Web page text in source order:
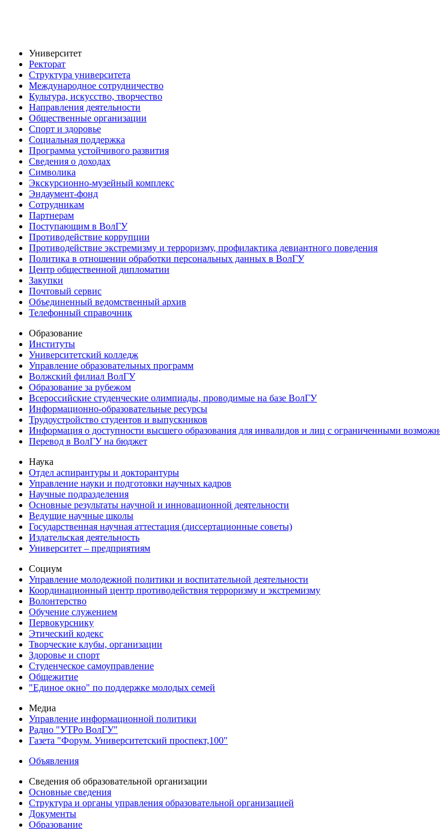
Университет
Ректорат
Структура университета
Международное сотрудничество
Культура, искусство, творчество
Направления деятельности
Общественные организации
Спорт и здоровье
Социальная поддержка
Программа устойчивого развития
Сведения о доходах
Символика
Экскурсионно-музейный комплекс
Эндаумент-фонд
Сотрудникам
Партнерам
Поступающим в ВолГУ
Противодействие коррупции
Противодействие экстремизму и терроризму, профилактика девиантного поведения
Политика в отношении обработки персональных данных в ВолГУ
Центр общественной дипломатии
Закупки
Почтовый сервис
Объединенный ведомственный архив
Телефонный справочник
Образование
Институты
Университетский колледж
Управление образовательных программ
Волжский филиал ВолГУ
Образование за рубежом
Всероссийские студенческие олимпиады, проводимые на базе ВолГУ
Информационно-образовательные ресурсы
Трудоустройство студентов и выпускников
Информация о доступности высшего образования для инвалидов и лиц с ограниченными
Перевод в ВолГУ на бюджет
Наука
Отдел аспирантуры и докторантуры
Управление науки и подготовки научных кадров
Научные подразделения
Основные результаты научной и инновационной деятельности
Ведущие научные школы
Государственная научная аттестация (диссертационные советы)
Издательская деятельность
Университет – предприятиям
Социум
Управление молодежной политики и воспитательной деятельности
Координационный центр противодействия терроризму и экстремизму
Волонтерство
Обучение служением
Первокурснику
Этический кодекс
Творческие клубы, организации
Здоровье и спорт
Студенческое самоуправление
Общежитие
"Единое окно" по поддержке молодых семей
Медиа
Управление информационной политики
Радио "УТРо ВолГУ"
Газета "Форум. Университетский проспект,100"
Объявления
Сведения об образовательной организации
Основные сведения
Структура и органы управления образовательной организацией
Документы
Образование